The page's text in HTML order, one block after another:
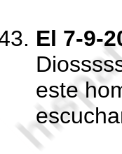
El 7-9-
este